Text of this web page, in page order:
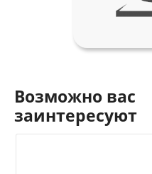
Возможно вас
заинтересуют